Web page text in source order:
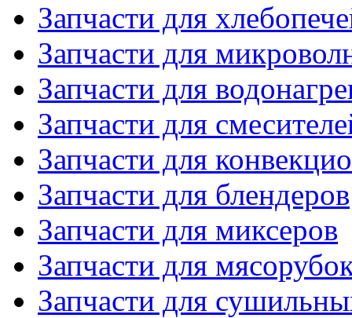
Запчасти для
Запчасти для
Запчасти для
Запчасти для
Запчасти для
Запчасти для блендеров
Запчасти для миксеров
Запчасти для
Запчасти для